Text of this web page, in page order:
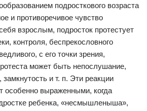
подросткового возраста
и противоречивое чувство
взрослым, подросток протестует
контроля, беспрекословного
с его точки зрения,
может быть непослушание,
замкнутость и т. п. Эти реакции
особенно выраженными, когда
ребенка, «несмышленыша»,